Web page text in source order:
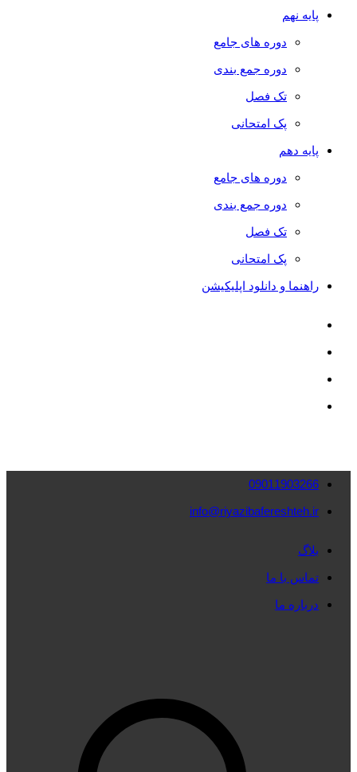
پایه نهم
دوره های جامع
دوره جمع بندی
تک فصل
پک امتحانی
پایه دهم
دوره های جامع
دوره جمع بندی
تک فصل
پک امتحانی
راهنما و دانلود اپلیکیشن
09011903266
info@riyazibafereshteh.ir
بلاگ
تماس با ما
درباره ما